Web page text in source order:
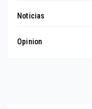
Noticias
Opinion